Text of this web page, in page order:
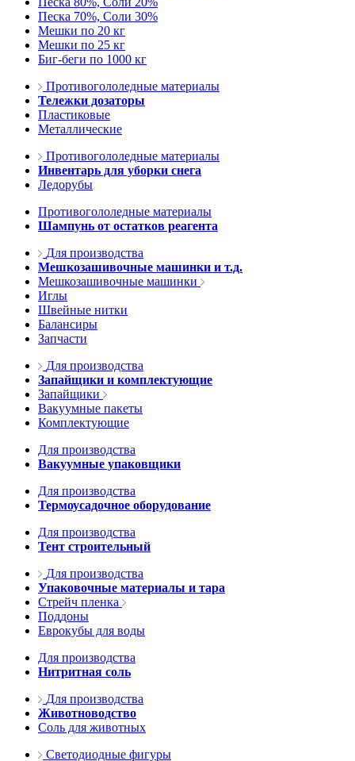
Песка 70%, Соли 30%
Мешки по 20 кг
Мешки по 25 кг
Биг-беги по 1000 кг
Противогололедные материалы
Тележки дозаторы
Пластиковые
Металлические
Противогололедные материалы
Инвентарь для уборки снега
Ледорубы
Противогололедные материалы
Шампунь от остатков реагента
Для производства
Мешкозашивочные машинки и т.д.
Мешкозашивочные машинки
Иглы
Швейные нитки
Балансиры
Запчасти
Для производства
Запайщики и комплектующие
Запайщики
Вакуумные пакеты
Комплектующие
Для производства
Вакуумные упаковщики
Для производства
Термоусадочное оборудование
Для производства
Тент строительный
Для производства
Упаковочные материалы и тара
Стрейч пленка
Поддоны
Еврокубы для воды
Для производства
Нитритная соль
Для производства
Животноводство
Соль для животных
Светодиодные фигуры